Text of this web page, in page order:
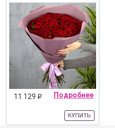
11 129 q Подробнее
КУПИТЬ